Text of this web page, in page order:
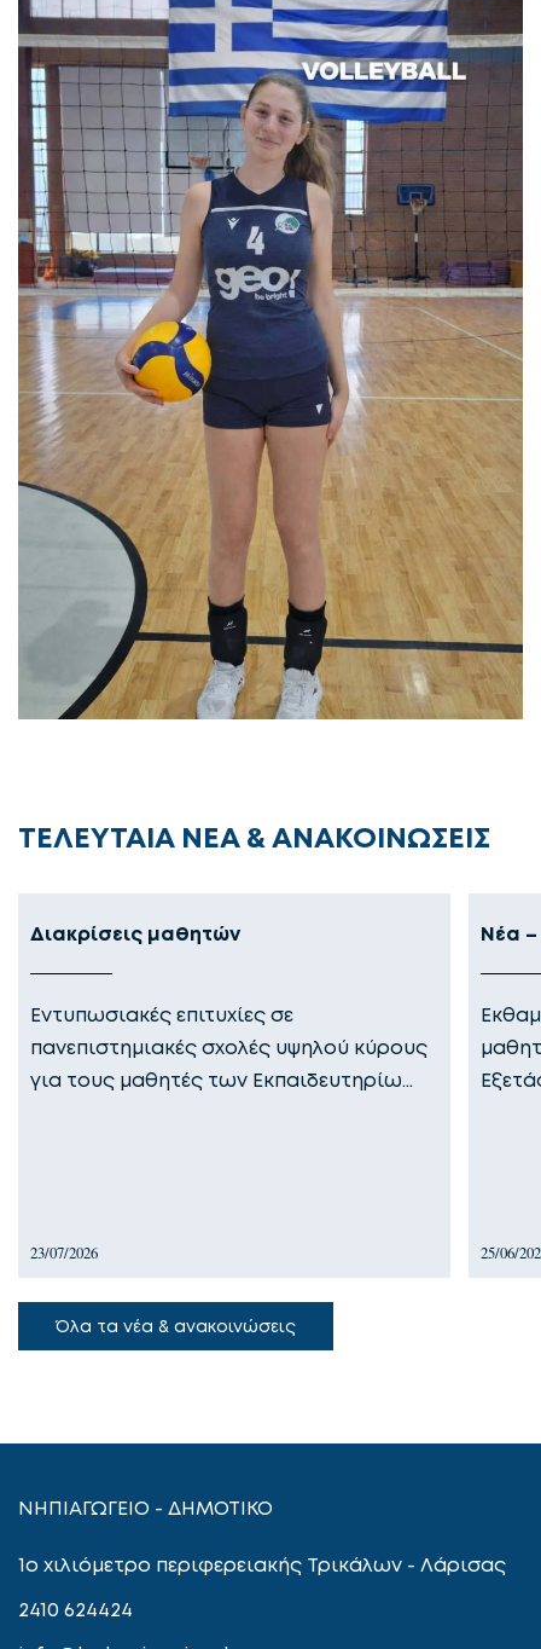
ΤΕΛΕΥΤΑΙΑ ΝΕΑ & ΑΝΑΚΟΙΝΩΣΕΙΣ
Διακρίσεις μαθητών
Εντυπωσιακές επιτυχίες σε
πανεπιστημιακές σχολές υψηλού κύρους
για τους μαθητές των Εκπαιδευτηρίω…
23/07/2026
Νέα –
25/06/
Όλα τα νέα & ανακοινώσεις
ΝΗΠΙΑΓΩΓΕΙΟ - ΔΗΜΟΤΙΚΟ
1ο χιλιόμετρο περιφερειακής Τρικάλων - Λάρισας
2410 624424